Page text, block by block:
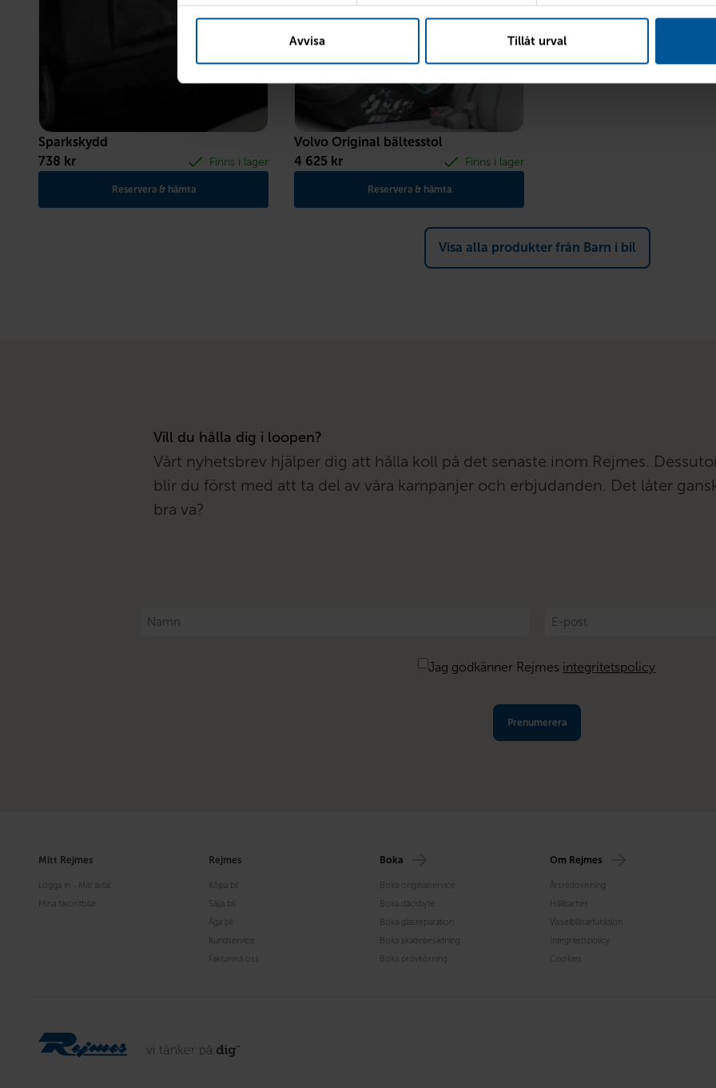
Avvisa Tillåt urval
Sparkskydd
738 kr Finns i lager
Reservera & hämta
Volvo Original bältesstol
4 625 kr Finns i lager
Reservera & hämta
Visa alla produkter från Barn i bil
Vill du hålla dig i loopen?
Vårt nyhetsbrev hjälper dig att hålla koll på det senaste inom Rejmes.
blir du först med att ta del av våra kampanjer och erbjudanden. Det låter
bra va?
Namn
E-
post
Jag godkänner Rejmes integritetspolicy
Mitt Rejmes
Logga in - Mitt avtal
Mina favoritbilar
Rejmes
Köpa bil
Sälja bil
Äga bil
Kundservice
Fakturera oss
Boka
Boka originalservice
Boka däckbyte
Boka glasreparation
Boka skadebesiktning
Boka provkörning
Om Rejmes
Årsredovisning
Hållbarhet
Visselblåsarfunktion
Integritetspolicy
Cookies